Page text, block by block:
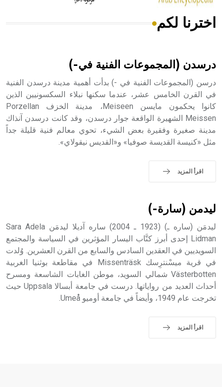
هل تعلم أن الأبسيد كلمة فرنسية اللفظ تم اعتمادها مصطلحاً
- هل تعلم أن أبجر Abgar اسم معروف جيداً يعود إلى عدد من
الملوك الذين حكموا مدينة إديسا (الرها) من أبجر الأول وحتى
التاسع، وهم ينتسبون إلى أسرة أوسروين
حيث تقتصر القيمة الصوتية للعلامة الك
اخترنا لكم
درسدن (المجموعات الفنية في-)
درسن (المجموعات الفنية في -) بدأت أهمية مدينة درسدن الفنية
في القرن الخامس عشر، عندما سكنها نبلاء السكسونيين الذين
كانوا يحكمون مايسن Meiseen، مدينة الخزف Porzellan
Meissen الشهيرة الواقعة جوار درسدن، وقد كانت درسدن آنذاك
مدينة صغيرة وفقيرة بعض الشيء، تحوي معالم فنية قليلة جداً
مثل «كنيسة القديسة صوفيا» و«القديس نيقولاي».
اقرأ المزيد
ليدمن (سارة-)
ليدمَن (ساره ـ) (1923 ـ 2004) ساره آديلا ليدمَن Sara Adela
Lidman إحدى أبرز كتَّاب اليسار المؤثرين في السياسة والمجتمع
السويديين في العقدين السادس والسابع من القرن العشرين. وُلدت
في قرية ميسْنترِسك Missenträsk في مقاطعة بوثنيا الغربية
Västerbotten شمالي السويد، موطن الغابات الشاسعة ومسرح
أحداث العديد من رواياتها. درست في جامعة أبسالا Uppsala حيث
تخرجت عام 1949، وأيضاً في جامعة أوميو Umeå.
اقرأ المزيد